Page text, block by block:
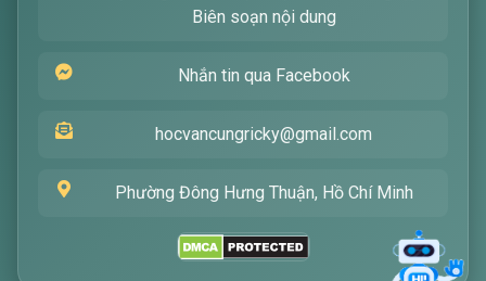
Biên soạn nội dung
Nhắn tin qua Facebook
hocvancungricky@gmail.com
Phường Đông Hưng Thuận, Hồ Chí Minh